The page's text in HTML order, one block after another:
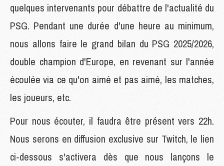
quelques intervenants pour débattre de l'actualité du
PSG. Pendant une durée d'une heure au minimum,
nous allons faire le grand bilan du PSG 2025/2026,
double champion d'Europe, en revenant sur l'année
écoulée via ce qu'on aimé et pas aimé, les matches,
les joueurs, etc.
Pour nous écouter, il faudra être présent vers 22h.
Nous serons en diffusion exclusive sur Twitch, le lien
ci-dessous s'activera dès que nous lançons le